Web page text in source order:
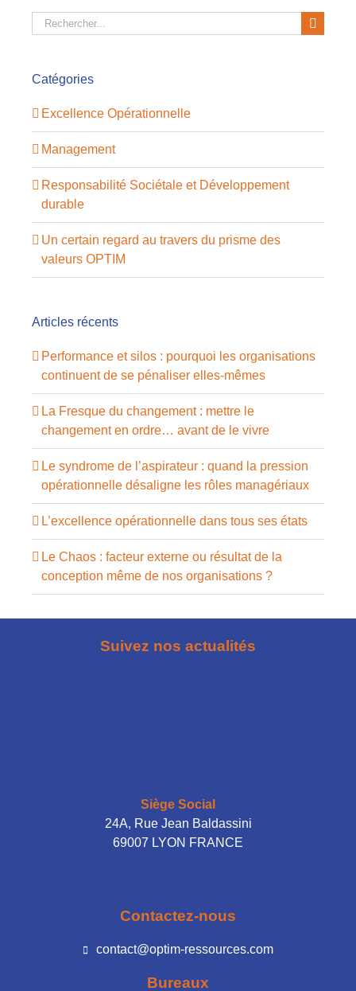
Rechercher:
Catégories
Excellence Opérationnelle
Management
Responsabilité Sociétale et Développement
durable
Un certain regard au travers du prisme des
valeurs OPTIM
Articles récents
Performance et silos : pourquoi les organisations
continuent de se pénaliser elles-mêmes
La Fresque du changement : mettre le
changement en ordre… avant de le vivre
Le syndrome de l’aspirateur : quand la pression
opérationnelle désaligne les rôles managériaux
L’excellence opérationnelle dans tous ses états
Le Chaos : facteur externe ou résultat de la
conception même de nos organisations ?
Suivez nos actualités
Siège Social
24A, Rue Jean Baldassini
69007 LYON FRANCE
Contactez-nous
contact@optim-ressources.com
Bureaux